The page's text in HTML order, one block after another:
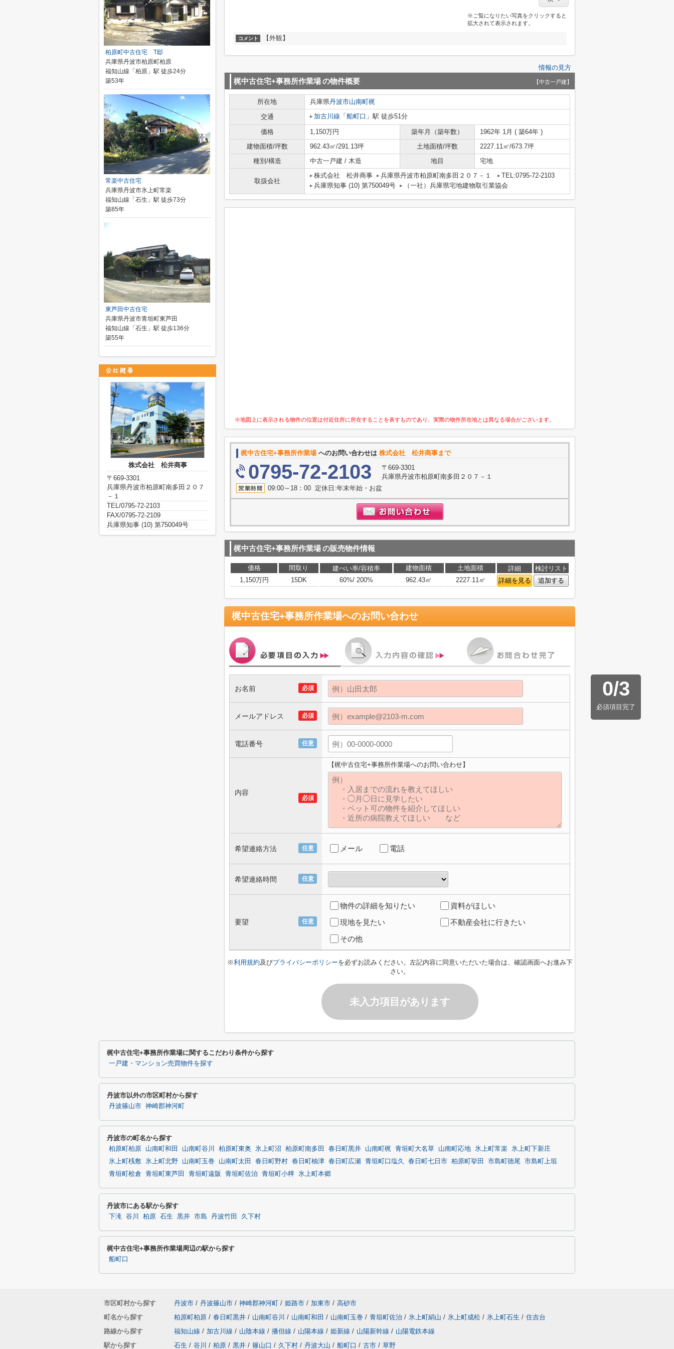
※ご覧になりたい写真をクリックすると
拡大されて表示されます。
コメント 【外観】
情報の見方
梶中古住宅+事務所作業場の物件概要 【中古一戸建】
所在地 兵庫県丹波市山南町梶
交通
加古川線 「 船町口 」駅 徒歩51分
価格 1,150万円 築年月（築年数）
1962年 1月 ( 築64年 )
建物面積/坪数
962.43㎡/291.13坪 土地面積/坪数
2227.11㎡/673.7坪
種別/構造
中古一戸建 / 木造 地目 宅地
取扱会社
株式会社 松井商事 兵庫県丹波市柏原町南多田２０７－１
TEL:0795-72-2103
兵庫県知事 (10) 第750049号
（一社）兵庫県宅地建物取引業協会
※地図上に表示される物件の位置は付近住所に所在することを表すものであり、実際の物件所在地とは異なる場合がございます。
梶中古住宅+事務所作業場へのお問い合わせは 株式会社 松井商事まで
0795-72-2103
〒669-3301
兵庫県丹波市柏原町南多田２０７－１
09:00～18：00 定休日:年末年始・お盆
梶中古住宅+事務所作業場の販売物件情報
価格 間取り 建ぺい率/容積率 建物面積 土地面積 詳細
検討リスト
1,150万円
15DK 60%/ 200% 962.43㎡ 2227.11㎡ 詳細を見る 追加する
梶中古住宅+事務所作業場へのお問い合わせ
0/3
必須項目完了
必須
お名前
必須
メールアドレス
任意
電話番号
必須
内容
【梶中古住宅+事務所作業場へのお問い合わせ】
任意
希望連絡方法 メール 電話
任意
希望連絡時間
任意
要望
物件の詳細を知りたい
資料がほしい
現地を見たい
不動産会社に行きたい
その他
※利用規約及びプライバシーポリシーを必ずお読みください。左記内容に同意いただいた場合は、確認画面へお進み下
さい。
未入力項目があります
柏原町中古住宅 T邸
兵庫県丹波市柏原町柏原
福知山線「柏原」駅 徒歩24分
築53年
常楽中古住宅
兵庫県丹波市氷上町常楽
福知山線「石生」駅 徒歩73分
築85年
東芦田中古住宅
兵庫県丹波市青垣町東芦田
福知山線「石生」駅 徒歩136分
築55年
株式会社 松井商事
〒669-3301
兵庫県丹波市柏原町南多田２０７
－１
TEL/0795-72-2103
FAX/0795-72-2109
兵庫県知事 (10) 第750049号
梶中古住宅+事務所作業場に関するこだわり条件から探す
一戸建・マンション売買物件を探す
丹波市以外の市区町村から探す
丹波篠山市 神崎郡神河町
丹波市の町名から探す
柏原町柏原 山南町和田 山南町谷川 柏原町東奥 氷上町沼 柏原町南多田 春日町黒井 山南町梶 青垣町大名草 山南町応地 氷上町常楽 氷上町下新庄
氷上町桟敷 氷上町北野 山南町玉巻 山南町太田 春日町野村 春日町柚津 春日町広瀬 青垣町口塩久 春日町七日市 柏原町挙田 市島町徳尾 市島町上垣
青垣町桧倉 青垣町東芦田 青垣町遠阪 青垣町佐治 青垣町小稗 氷上町本郷
丹波市にある駅から探す
下滝 谷川 柏原 石生 黒井 市島 丹波竹田 久下村
梶中古住宅+事務所作業場周辺の駅から探す
船町口
市区町村から探す 丹波市 / 丹波篠山市 / 神崎郡神河町 / 姫路市 / 加東市 / 高砂市
町名から探す
柏原町柏原 / 春日町黒井 / 山南町谷川 / 山南町和田 / 山南町玉巻 / 青垣町佐治 / 氷上町絹山 / 氷上町成松 / 氷上町石生 / 住吉台
路線から探す
福知山線 / 加古川線 / 山陰本線 / 播但線 / 山陽本線 / 姫新線 / 山陽新幹線 / 山陽電鉄本線
駅から探す
石生 / 谷川 / 柏原 / 黒井 / 篠山口 / 久下村 / 丹波大山 / 船町口 / 古市 / 草野